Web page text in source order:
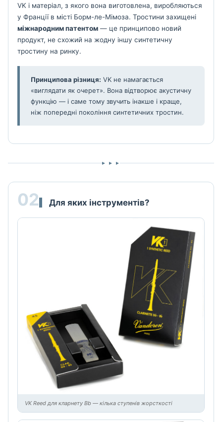
VK і матеріал, з якого вона виготовлена, виробляються
у Франції в місті Борм-ле-Мімоза. Тростини захищені
міжнародним патентом — це принципово новий
продукт, не схожий на жодну іншу синтетичну
тростину на ринку.
Принципова різниця: VK не намагається
«виглядати як очерет». Вона відтворює акустичну
функцію — і саме тому звучить інакше і краще,
ніж попередні покоління синтетичних тростин.
▸ ▸ ▸
02 Для яких інструментів?
VK Reed для кларнету Bb — кілька ступенів жорсткості